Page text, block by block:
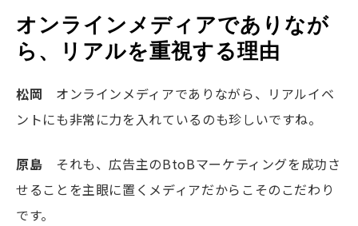
オンラインメディアでありなが
ら、リアルを重視する理由
松岡 オンラインメディアでありながら、リアルイベ
ントにも非常に力を入れているのも珍しいですね。
原島 それも、広告主のBtoBマーケティングを成功さ
せることを主眼に置くメディアだからこそのこだわり
です。